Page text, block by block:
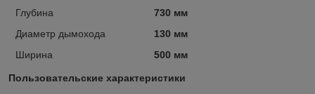
Глубина
730 мм
Диаметр дымохода
130 мм
Ширина
500 мм
Пользовательские характеристики